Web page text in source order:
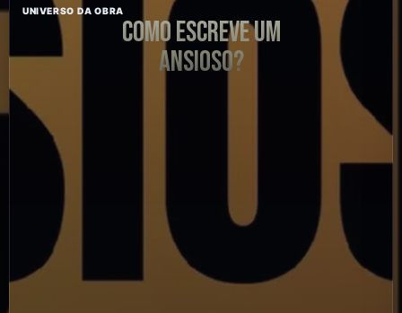
UNIVERSO DA OBRA
COMO ESCREVE UM
ANSIOSO?